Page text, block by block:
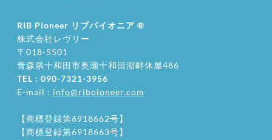
RIB Pioneer リブパイオニア ®
株式会社レヴリー
〒018-5501
​青森県十和田市奥瀬十和田湖畔休屋486
TEL : 090-7321-3956
E-mail : info@ribpioneer.com
【商標登録第6918662号】
【商標登録第6918663号】